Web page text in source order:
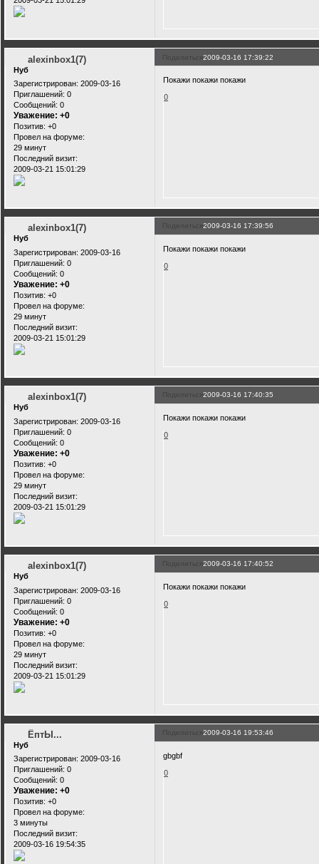
Поделиться2009-03-16 17:39:22
alexinbox1(7)
Нуб
Зарегистрирован: 2009-03-16
Приглашений: 0
Сообщений: 0
Уважение: +0
Позитив: +0
Провел на форуме:
29 минут
Последний визит:
2009-03-21 15:01:29
Покажи покажи покажи
0
Поделиться2009-03-16 17:39:56
alexinbox1(7)
Нуб
Зарегистрирован: 2009-03-16
Приглашений: 0
Сообщений: 0
Уважение: +0
Позитив: +0
Провел на форуме:
29 минут
Последний визит:
2009-03-21 15:01:29
Покажи покажи покажи
0
Поделиться2009-03-16 17:40:35
alexinbox1(7)
Нуб
Зарегистрирован: 2009-03-16
Приглашений: 0
Сообщений: 0
Уважение: +0
Позитив: +0
Провел на форуме:
29 минут
Последний визит:
2009-03-21 15:01:29
Покажи покажи покажи
0
Поделиться2009-03-16 17:40:52
alexinbox1(7)
Нуб
Зарегистрирован: 2009-03-16
Приглашений: 0
Сообщений: 0
Уважение: +0
Позитив: +0
Провел на форуме:
29 минут
Последний визит:
2009-03-21 15:01:29
Покажи покажи покажи
0
Поделиться2009-03-16 19:53:46
ЁптЫ...
Нуб
Зарегистрирован: 2009-03-16
Приглашений: 0
Сообщений: 0
Уважение: +0
Позитив: +0
Провел на форуме:
3 минуты
Последний визит:
2009-03-16 19:54:35
gbgbf
0